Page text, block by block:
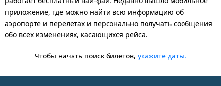
приложение, где можно найти всю информацию об
аэропорте и перелетах и персонально получать сообщения
обо всех изменениях, касающихся рейса.
Чтобы начать поиск билетов, укажите даты.